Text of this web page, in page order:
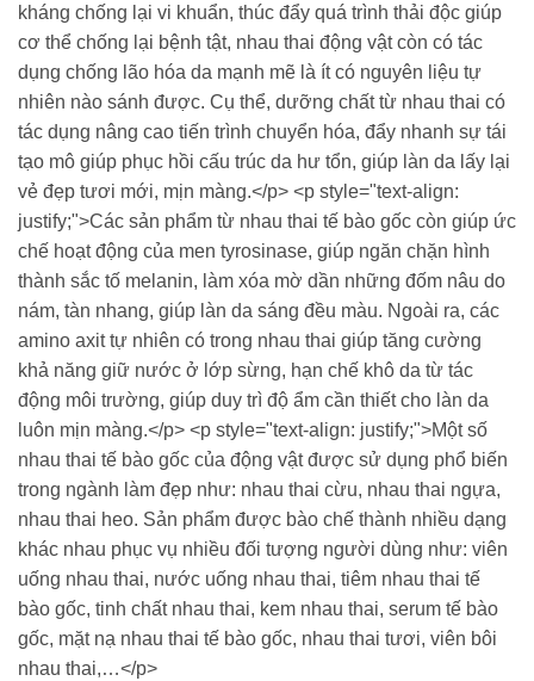
kháng chống lại vi khuẩn, thúc đẩy quá trình thải độc giúp
cơ thể chống lại bệnh tật, nhau thai động vật còn có tác
dụng chống lão hóa da mạnh mẽ là ít có nguyên liệu tự
nhiên nào sánh được. Cụ thể, dưỡng chất từ nhau thai có
tác dụng nâng cao tiến trình chuyển hóa, đẩy nhanh sự tái
tạo mô giúp phục hồi cấu trúc da hư tổn, giúp làn da lấy lại
vẻ đẹp tươi mới, mịn màng.</p> <p style="text-align:
justify;">Các sản phẩm từ nhau thai tế bào gốc còn giúp ức
chế hoạt động của men tyrosinase, giúp ngăn chặn hình
thành sắc tố melanin, làm xóa mờ dần những đốm nâu do
nám, tàn nhang, giúp làn da sáng đều màu. Ngoài ra, các
amino axit tự nhiên có trong nhau thai giúp tăng cường
khả năng giữ nước ở lớp sừng, hạn chế khô da từ tác
động môi trường, giúp duy trì độ ẩm cần thiết cho làn da
luôn mịn màng.</p> <p style="text-align: justify;">Một số
nhau thai tế bào gốc của động vật được sử dụng phổ biến
trong ngành làm đẹp như: nhau thai cừu, nhau thai ngựa,
nhau thai heo. Sản phẩm được bào chế thành nhiều dạng
khác nhau phục vụ nhiều đối tượng người dùng như: viên
uống nhau thai, nước uống nhau thai, tiêm nhau thai tế
bào gốc, tinh chất nhau thai, kem nhau thai, serum tế bào
gốc, mặt nạ nhau thai tế bào gốc, nhau thai tươi, viên bôi
nhau thai,…</p>